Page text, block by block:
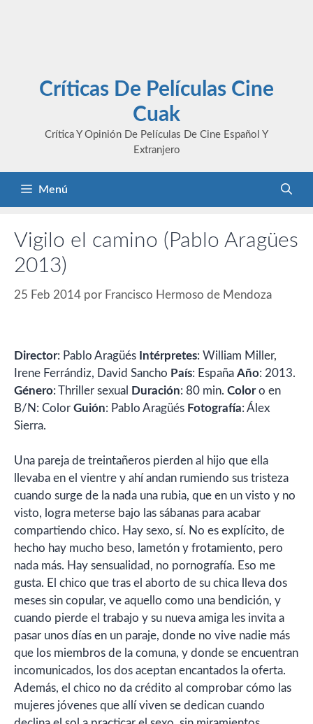
Críticas De Películas Cine
Cuak
Crítica Y Opinión De Películas De Cine Español Y
Extranjero
Menú
Vigilo el camino (Pablo Aragües
2013)
25 Feb 2014 por Francisco Hermoso de Mendoza
Director: Pablo Aragüés Intérpretes: William Miller,
Irene Ferrándiz, David Sancho País: España Año: 2013.
Género: Thriller sexual Duración: 80 min. Coloro en
B/N: Color Guión: Pablo Aragüés Fotografía: Álex
Sierra.
Una pareja de treintañeros pierden al hijo que ella
llevaba en el vientre y ahí andan rumiendo sus tristeza
cuando surge de la nada una rubia, que en un visto y no
visto, logra meterse bajo las sábanas para acabar
compartiendo chico. Hay sexo, sí. No es explícito, de
hecho hay mucho beso, lametón y frotamiento, pero
nada más. Hay sensualidad, no pornografía. Eso me
gusta. El chico que tras el aborto de su chica lleva dos
meses sin copular, ve aquello como una bendición, y
cuando pierde el trabajo y su nueva amiga les invita a
pasar unos días en un paraje, donde no vive nadie más
que los miembros de la comuna, y donde se encuentran
incomunicados, los dos aceptan encantados la oferta.
Además, el chico no da crédito al comprobar cómo las
mujeres jóvenes que allí viven se dedican cuando